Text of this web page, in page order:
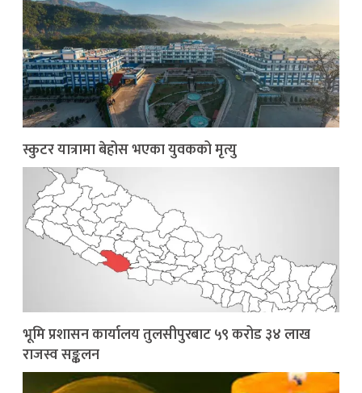
स्कुटर यात्रामा बेहोस भएका युवकको मृत्यु
भूमि प्रशासन कार्यालय तुलसीपुरबाट ५९ करोड ३४ लाख
राजस्व सङ्कलन